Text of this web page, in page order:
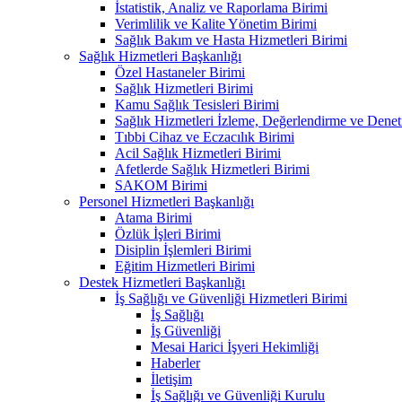
İstatistik, Analiz ve Raporlama Birimi
Verimlilik ve Kalite Yönetim Birimi
Sağlık Bakım ve Hasta Hizmetleri Birimi
Sağlık Hizmetleri Başkanlığı
Özel Hastaneler Birimi
Sağlık Hizmetleri Birimi
Kamu Sağlık Tesisleri Birimi
Sağlık Hizmetleri İzleme, Değerlendirme ve
Tıbbi Cihaz ve Eczacılık Birimi
Acil Sağlık Hizmetleri Birimi
Afetlerde Sağlık Hizmetleri Birimi
SAKOM Birimi
Personel Hizmetleri Başkanlığı
Atama Birimi
Özlük İşleri Birimi
Disiplin İşlemleri Birimi
Eğitim Hizmetleri Birimi
Destek Hizmetleri Başkanlığı
İş Sağlığı ve Güvenliği Hizmetleri Birimi
İş Sağlığı
İş Güvenliği
Mesai Harici İşyeri Hekimliği
Haberler
İletişim
İş Sağlığı ve Güvenliği Kurulu